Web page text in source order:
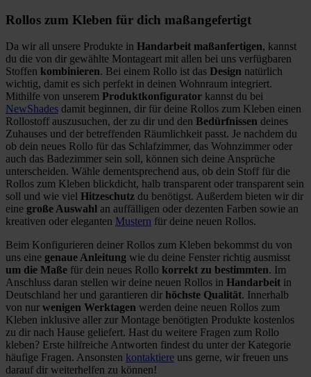
Rollos zum Kleben für dich maßangefertigt
Da wir all unsere Produkte in Handarbeit maßanfertigen, kannst
du die von dir gewählte Montageart mit allen bei uns verfügbaren
Stoffen kombinieren. Bei einem Rollo ist das Design natürlich
wichtig, damit es sich perfekt in deinen Wohnraum integriert.
Mithilfe von unserem Produktkonfigurator kannst du bei
NewShades damit beginnen, dir für deine Rollos zum Kleben einen
Rollostoff auszusuchen, der zu dir und den Bedürfnissen deines
Zuhauses und der betreffenden Räumlichkeit passt. Je nachdem du
ob dein neues Rollo für das Schlafzimmer, das Wohnzimmer oder
auch das Badezimmer sein soll, können sich deine Ansprüche
unterscheiden. Wähle dementsprechend aus, ob dein Stoff für die
Rollos zum Kleben blickdicht, halb transparent oder transparent sein
soll und wie viel Hitzeschutz du benötigst. Außerdem bieten wir dir
eine große Auswahl an auffälligen oder dezenten Farben sowie an
kreativen oder eleganten Mustern für deine neuen Rollos.
Beim Konfigurieren deiner Rollos zum Kleben bekommst du von
uns eine genaue Anleitung wie du deine Fenster richtig ausmisst
um die Maße für dein neues Rollo korrekt zu bestimmten. Im
Anschluss daran stellen wir deine neuen Rollos in Handarbeit in
Deutschland her und garantieren dir höchste Qualität. Innerhalb
von nur wenigen Werktagen werden deine neuen Rollos zum
Kleben inklusive aller zur Montage benötigten Produkte kostenlos
zu dir nach Hause geliefert. Hast du weitere Fragen zum Rollo
kleben? Erste hilfreiche Antworten findest du unter der Kategorie
häufige Fragen. Ansonsten kontaktiere uns gerne, wir freuen uns
darauf dir weiterhelfen zu können!